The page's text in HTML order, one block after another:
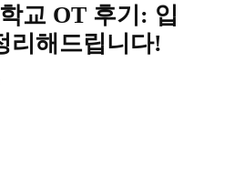
교 OT 후기: 입
리해드립니다!